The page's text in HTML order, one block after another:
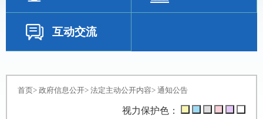
互动交流
首页> 政府信息公开> 法定主动公开内容> 通知公告
视力保护色：